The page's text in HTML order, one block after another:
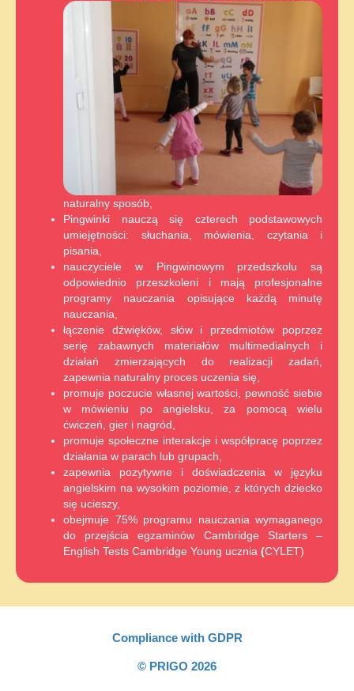
naturalny sposób,
Pingwinki nauczą się czterech podstawowych
umiejętności: słuchania, mówienia, czytania i
pisania,
nauczyciele w Pingwinowym przedszkolu są
odpowiednio przeszkoleni i mają profesjonalne
programy nauczania opisujące każdą minutę
nauczania,
łączenie dźwięków, słów i przedmiotów poprzez
serię zabawnych materiałów multimedialnych i
działań zmierzających do realizacji zadań,
zapewnia naturalny proces uczenia się,
promuje poczucie własnej wartości, pewność siebie
w mówieniu po angielsku, za pomocą wielu
ćwiczeń, gier i nagród,
promuje społeczne interakcje i współpracę poprzez
działania w parach lub grupach,
zapewnia pozytywne i doświadczenia w języku
angielskim na wysokim poziomie, z których dziecko
się ucieszy,
obejmuje 75% programu nauczania wymaganego
do przejścia egzaminów Cambridge Starters –
English Tests Cambridge Young ucznia (CYLET)
Compliance with GDPR
© PRIGO 2026